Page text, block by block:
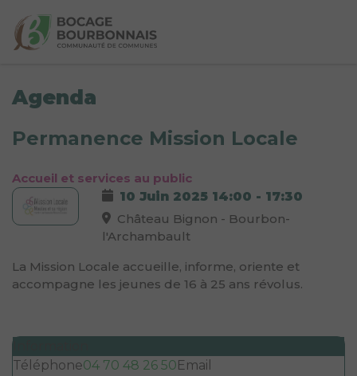
Agenda
Permanence Mission Locale
Accueil et services au public
10 Juin 2025 14:00 - 17:30
Château Bignon - Bourbon-
l'Archambault
La Mission Locale accueille, informe, oriente et
accompagne les jeunes de 16 à 25 ans révolus.
Téléphone04 70 48 26 50Email